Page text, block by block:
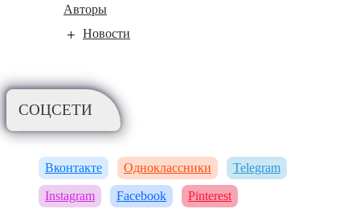
Авторы
Новости
СОЦСЕТИ
Вконтакте Одноклассники Telegram
Instagram Facebook Pinterest